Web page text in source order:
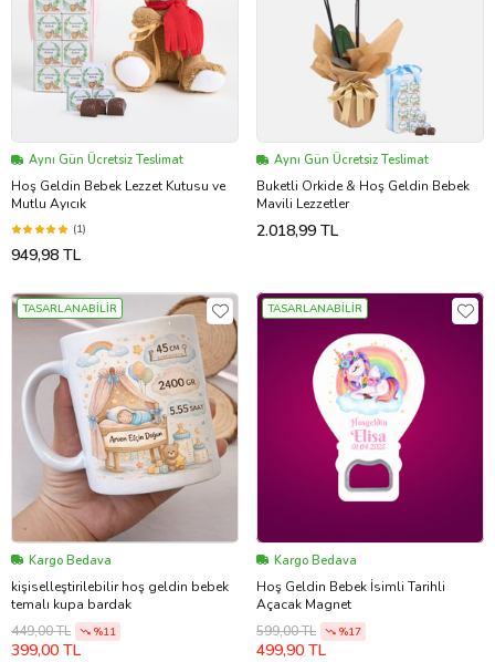
Aynı Gün Ücretsiz Teslimat
Hoş Geldin Bebek Lezzet Kutusu ve
Mutlu Ayıcık
(1)
949,98 TL
Aynı Gün Ücretsiz Teslimat
Buketli Orkide & Hoş Geldin Bebek
Mavili Lezzetler
2.018,99 TL
TASARLANABİLİR
Kargo Bedava
kişiselleştirilebilir hoş geldin bebek
temalı kupa bardak
449,00 TL
%11
399,00 TL
TASARLANABİLİR
Kargo Bedava
Hoş Geldin Bebek İsimli Tarihli
Açacak Magnet
599,00 TL
%17
499,90 TL